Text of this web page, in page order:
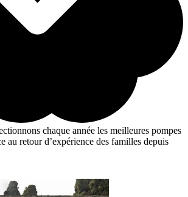
chaque année les meilleures pompes
au retour d’expérience des familles depuis